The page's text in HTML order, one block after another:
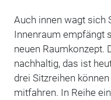
Auch innen wagt sich
Innenraum empfängt
neuen Raumkonzept.
nachhaltig, das ist
drei Sitzreihen
mitfahren. In Reihe